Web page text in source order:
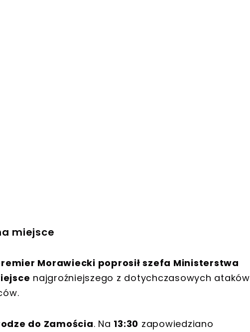
miejsce
Morawiecki poprosił szefa Ministerstwa
najgroźniejszego z dotychczasowych ataków
do Zamościa. Na 13:30 zapowiedziano